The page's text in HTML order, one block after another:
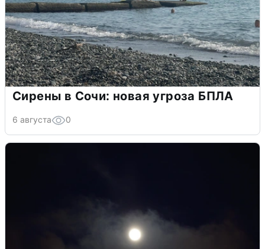
Сирены в Сочи: новая угроза БПЛА
6 августа 0